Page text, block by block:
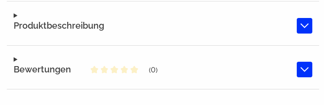
Produktbeschreibung
Bewertungen
(0)